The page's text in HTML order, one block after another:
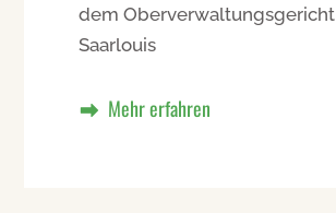
dem Oberverwaltungsgericht
Saarlouis